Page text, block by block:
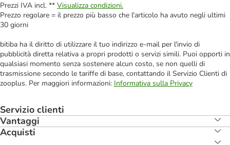
Prezzi IVA incl. ** Visualizza condizioni.
Prezzo regolare = il prezzo più basso che l'articolo ha avuto negli ultimi
30 giorni
bitiba ha il diritto di utilizzare il tuo indirizzo e-mail per l'invio di
pubblicità diretta relativa a propri prodotti o servizi simili. Puoi opporti in
qualsiasi momento senza sostenere alcun costo, se non quelli di
trasmissione secondo le tariffe di base, contattando il Servizio Clienti di
zooplus. Per maggiori informazioni: Informativa sulla Privacy
Servizio clienti
Vantaggi
Acquisti